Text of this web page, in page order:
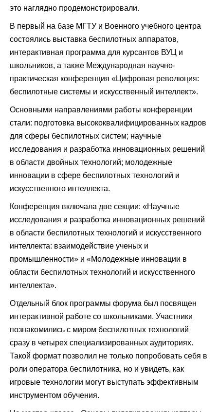
это наглядно продемонстрировали.
В первый на базе МГТУ и Военного учебного центра
состоялись выставка беспилотных аппаратов,
интерактивная программа для курсантов ВУЦ и
школьников, а также Международная научно-
практическая конференция «Цифровая революция:
беспилотные системы и искусственный интеллект».
Основными направлениями работы конференции
стали: подготовка высококвалифицированных кадров
для сферы беспилотных систем; научные
исследования и разработка инновационных решений
в области двойных технологий; молодежные
инновации в сфере беспилотных технологий и
искусственного интеллекта.
Конференция включала две секции: «Научные
исследования и разработка инновационных решений
в области беспилотных технологий и искусственного
интеллекта: взаимодействие ученых и
промышленности» и «Молодежные инновации в
области беспилотных технологий и искусственного
интеллекта».
Отдельный блок программы форума был посвящен
интерактивной работе со школьниками. Участники
познакомились с миром беспилотных технологий
сразу в четырех специализированных аудиториях.
Такой формат позволил не только попробовать себя в
роли оператора беспилотника, но и увидеть, как
игровые технологии могут выступать эффективным
инструментом обучения.